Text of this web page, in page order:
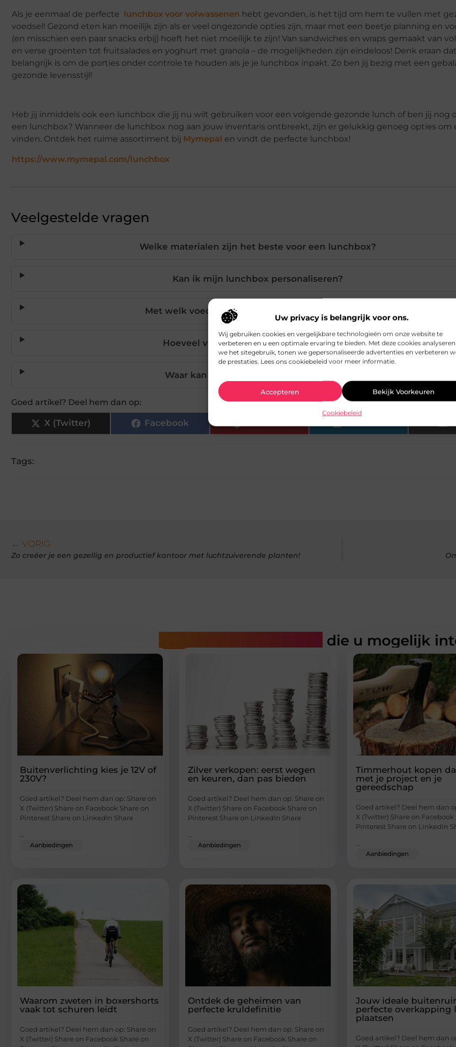
Uw privacy is belangrijk voor ons.
Wij gebruiken cookies en vergelijkbare technologieën om onze website te
verbeteren en u een optimale ervaring te bieden. Met deze cookies analyseren
we het sitegebruik, tonen we gepersonaliseerde advertenties en verbeteren
de prestaties. Lees ons cookiebeleid voor meer informatie.
Accepteren Bekijk Voorkeuren
Cookiebeleid
Als je eenmaal de perfecte lunchbox voor volwassenen hebt gevonden, is het tijd om hem te vullen met
voedsel! Gezond eten kan moeilijk zijn als er veel ongezonde opties zijn, maar met een beetje planning en
(en misschien een paar snacks erbij) hoeft het niet moeilijk te zijn! Van sandwiches en wraps gemaakt van
en verse groenten tot fruitsalades en yoghurt met granola – de mogelijkheden zijn eindeloos! Denk eraan
belangrijk is om de porties onder controle te houden als je je lunchbox inpakt. Zo ben jij bezig met een
gezonde levensstijl!
Heb jij inmiddels ook een lunchbox die jij nu wilt gebruiken voor een volgende gezonde lunch of ben jij nog
een lunchbox? Wanneer de lunchbox nog aan jouw inventaris ontbreekt, zijn er gelukkig genoeg opties om
vinden. Ontdek het ruime assortiment bij Mymepal en vindt de perfecte lunchbox!
https://www.mymepal.com/lunchbox
Veelgestelde vragen
Welke materialen zijn het beste voor een lunchbox?
Kan ik mijn lunchbox personaliseren?
Met welk voedsel vul ik mijn lunchbox het beste?
Hoeveel voedsel past er in een lunchbox?
Waar kan ik een goede lunchbox kopen?
Goed artikel? Deel hem dan op:
X (Twitter) Facebook
Tags:
← VORIG
Zo creëer je een gezellig en productief kantoor met luchtzuiverende planten!
die u mogelijk
Buitenverlichting kies je 12V of
230V?
Goed artikel? Deel hem dan op: Share on
X (Twitter) Share on Facebook Share on
Pinterest Share on LinkedIn Share
...
Aanbiedingen
Zilver verkopen: eerst wegen
en keuren, dan pas bieden
Goed artikel? Deel hem dan op: Share on
X (Twitter) Share on Facebook Share on
Pinterest Share on LinkedIn Share
...
Aanbiedingen
Timmerhout kopen
met je project en je
gereedschap
Goed artikel? Deel hem dan
X (Twitter) Share on Facebook
Pinterest Share on LinkedIn
...
Aanbiedingen
Waarom zweten in boxershorts
vaak tot schuren leidt
Goed artikel? Deel hem dan op: Share on
X (Twitter) Share on Facebook Share on
Ontdek de geheimen van
perfecte kruldefinitie
Goed artikel? Deel hem dan op: Share on
X (Twitter) Share on Facebook Share on
Jouw ideale
perfecte overkapping
plaatsen
Goed artikel? Deel hem dan